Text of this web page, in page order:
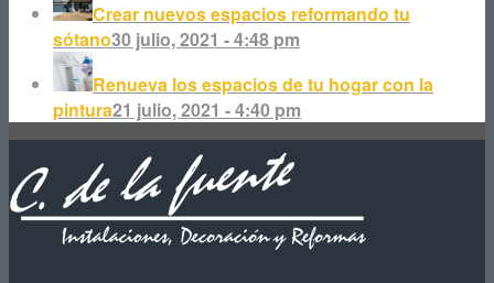
Crear nuevos espacios reformando tu
sótano30 julio, 2021 - 4:48 pm
Renueva los espacios de tu hogar con la
pintura21 julio, 2021 - 4:40 pm